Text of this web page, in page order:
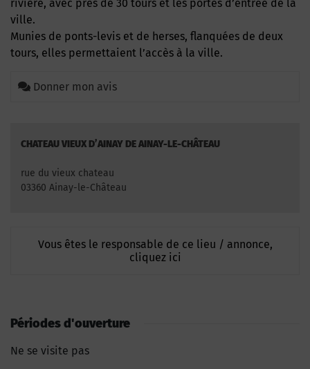
rivière, avec près de 30 tours et les portes d’entrée de la
ville.
Munies de ponts-levis et de herses, flan­quées de deux
tours, elles permettaient l’accès à la ville.
Donner mon avis
CHATEAU VIEUX D’AINAY DE AINAY-LE-CHÂTEAU
rue du vieux chateau
03360 Ainay-le-Château
Vous êtes le responsable de ce lieu / annonce,
cliquez ici
Périodes d'ouverture
Ne se visite pas